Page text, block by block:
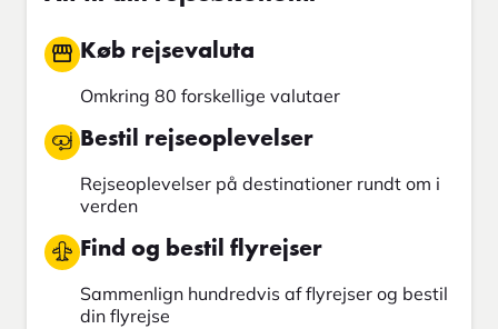
Køb rejsevaluta
Omkring 80 forskellige valutaer
Bestil rejseoplevelser
Rejseoplevelser på destinationer rundt om i
verden
Find og bestil flyrejser
Sammenlign hundredvis af flyrejser og bestil
din flyrejse